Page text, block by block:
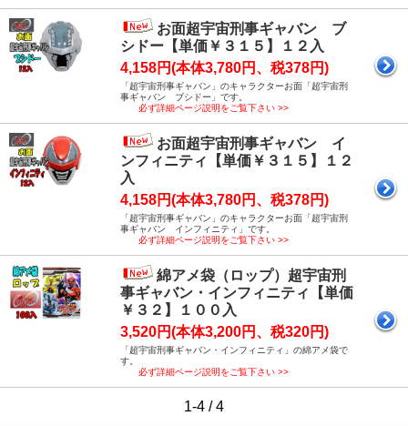
お面超宇宙刑事ギャバン ブ
シドー【単価￥３１５】１２入
4,158円(本体3,780円、税378円)
「超宇宙刑事ギャバン」のキャラクターお面「超宇宙刑
事ギャバン ブシドー」です。
必ず詳細ページ説明をご覧下さい >>
お面超宇宙刑事ギャバン イ
ンフィニティ【単価￥３１５】１２
入
4,158円(本体3,780円、税378円)
「超宇宙刑事ギャバン」のキャラクターお面「超宇宙刑
事ギャバン インフィニティ」です。
必ず詳細ページ説明をご覧下さい >>
綿アメ袋（ロップ）超宇宙刑
事ギャバン・インフィニティ【単価
￥３２】１００入
3,520円(本体3,200円、税320円)
「超宇宙刑事ギャバン・インフィニティ」の綿アメ袋で
す。
必ず詳細ページ説明をご覧下さい >>
1-4 / 4